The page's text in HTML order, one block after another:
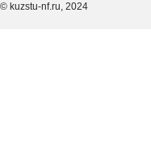
© kuzstu-nf.ru, 2024